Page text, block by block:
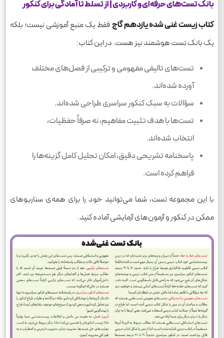
بانک تست‌های حرفه‌ای و کاربردی | از تسلط تا آمادگی برای کنکور
کتاب زیست غنی شده یازدهم گاج فقط یک منبع آموزشی نیست؛ بلکه
یک بانک تست هوشمند نیز هست. در این کتاب:
تست‌های تالیفی مفهومی و ترکیبی از فصل‌های مختلف
آورده شده‌اند.
سؤالات به سبک کنکور سراسری طراحی شده‌اند.
تست‌ها با هدف تثبیت مفاهیم، نه صرفاً حفظیات،
انتخاب شده‌اند.
پاسخنامه تشریحی دقیق، امکان تحلیل کامل گزینه‌ها را
فراهم کرده است.
با این مجموعه تست، شما می‌توانید خود را برای همه‌ی سناریوهای
ممکن در کنکور و آزمون‌های آزمایشی آماده کنید.